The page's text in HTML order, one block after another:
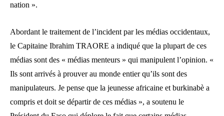
nation ».
Abordant le traitement de l’incident par les médias occidentaux,
le Capitaine Ibrahim TRAORE a indiqué que la plupart de ces
médias sont des « médias menteurs » qui manipulent l’opinion. «
Ils sont arrivés à prouver au monde entier qu’ils sont des
manipulateurs. Je pense que la jeunesse africaine et burkinabè a
compris et doit se départir de ces médias », a soutenu le